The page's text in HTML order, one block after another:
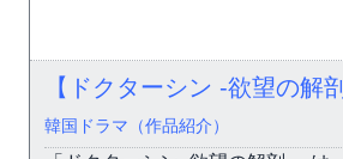
【ドクターシン -欲望の解
韓国ドラマ（作品紹介）